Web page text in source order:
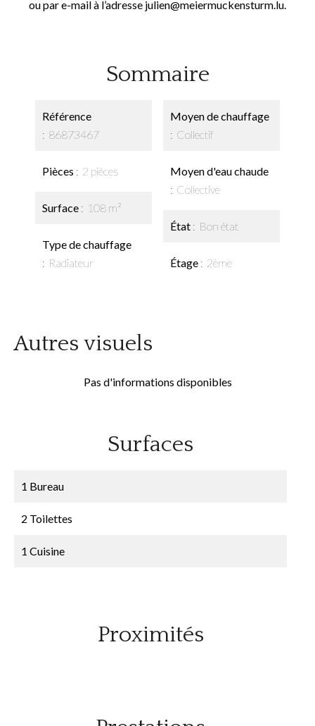
ou par e-mail à l’adresse julien@meiermuckensturm.lu.
Sommaire
Référence
86873467
Pièces 2 pièces
Surface 108 m²
Type de chauffage
Radiateur
Moyen de chauffage
Collectif
Moyen d'eau chaude
Collective
État Bon état
Étage 2ème
Autres visuels
Pas d'informations disponibles
Surfaces
1 Bureau
2 Toilettes
1 Cuisine
Proximités